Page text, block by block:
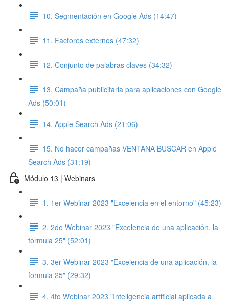
10. Segmentación en Google Ads (14:47)
11. Factores externos (47:32)
12. Conjunto de palabras claves (34:32)
13. Campaña publicitaria para aplicaciones con Google
Ads (50:01)
14. Apple Search Ads (21:06)
15. No hacer campañas VENTANA BUSCAR en Apple
Search Ads (31:19)
Módulo 13 | Webinars
1. 1er Webinar 2023 "Excelencia en el entorno" (45:23)
2. 2do Webinar 2023 "Excelencia de una aplicación, la
formula 25" (52:01)
3. 3er Webinar 2023 "Excelencia de una aplicación, la
formula 25" (29:32)
4. 4to Webinar 2023 "Inteligencia artificial aplicada a